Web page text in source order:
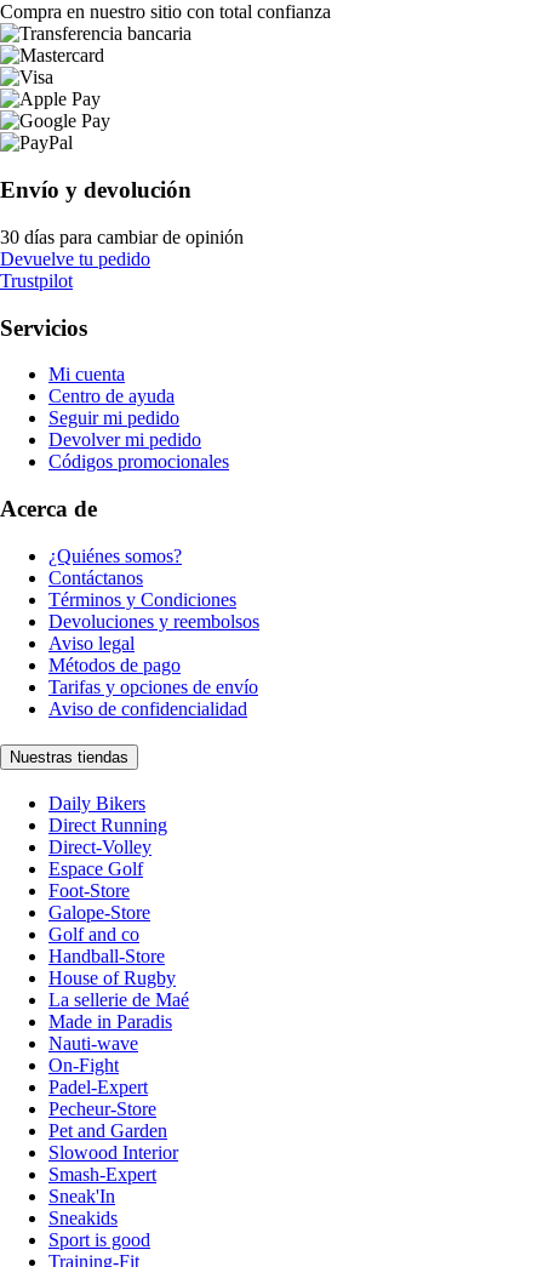
Compra en nuestro sitio con total confianza
Envío y devolución
30 días para cambiar de opinión
Devuelve tu pedido
Trustpilot
Servicios
Mi cuenta
Centro de ayuda
Seguir mi pedido
Devolver mi pedido
Códigos promocionales
Acerca de
¿Quiénes somos?
Contáctanos
Términos y Condiciones
Devoluciones y reembolsos
Aviso legal
Métodos de pago
Tarifas y opciones de envío
Aviso de confidencialidad
Nuestras tiendas
Daily Bikers
Direct Running
Direct-Volley
Espace Golf
Foot-Store
Galope-Store
Golf and co
Handball-Store
House of Rugby
La sellerie de Maé
Made in Paradis
Nauti-wave
On-Fight
Padel-Expert
Pecheur-Store
Pet and Garden
Slowood Interior
Smash-Expert
Sneak'In
Sneakids
Sport is good
Training-Fit